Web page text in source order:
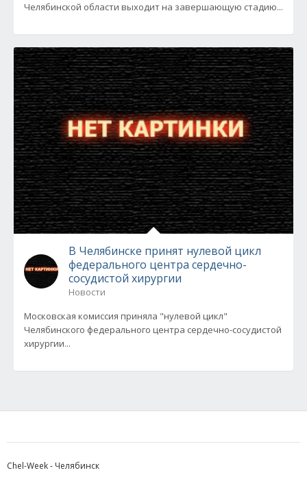
Челябинской области выходит на завершающую стадию...
В Челябинске принят нулевой цикл
федерального центра сердечно-
сосудистой хирургии
Новости
Московская комиссия приняла "нулевой цикл"
Челябинского федерального центра сердечно-сосудистой
хирургии...
Chel-Week - Челябинск